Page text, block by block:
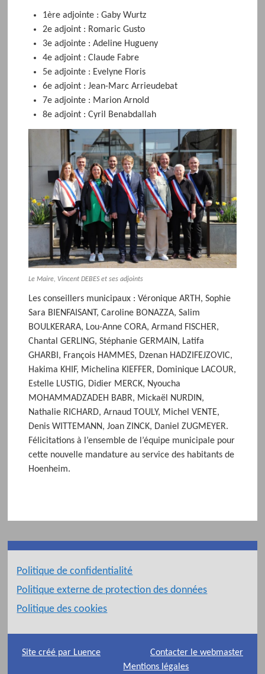
1ère adjointe : Gaby Wurtz
2e adjoint : Romaric Gusto
3e adjointe : Adeline Hugueny
4e adjoint : Claude Fabre
5e adjointe : Evelyne Floris
6e adjoint : Jean-Marc Arrieudebat
7e adjointe : Marion Arnold
8e adjoint : Cyril Benabdallah
Le Maire, Vincent DEBES et ses adjoints
Les conseillers municipaux : Véronique ARTH, Sophie
Sara BIENFAISANT, Caroline BONAZZA, Salim
BOULKERARA, Lou-Anne CORA, Armand FISCHER,
Chantal GERLING, Stéphanie GERMAIN, Latifa
GHARBI, François HAMMES, Dzenan HADZIFEJZOVIC,
Hakima KHIF, Michelina KIEFFER, Dominique LACOUR,
Estelle LUSTIG, Didier MERCK, Nyoucha
MOHAMMADZADEH BABR, Mickaël NURDIN,
Nathalie RICHARD, Arnaud TOULY, Michel VENTE,
Denis WITTEMANN, Joan ZINCK, Daniel ZUGMEYER.
Félicitations à l’ensemble de l’équipe municipale pour
cette nouvelle mandature au service des habitants de
Hoenheim.
Politique de confidentialité
Politique externe de protection des données
Politique des cookies
Site créé par Luence
Contacter le webmaster
Mentions légales